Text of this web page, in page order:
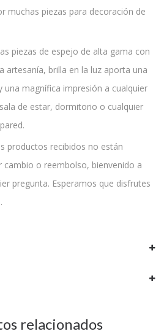
muchas piezas para decoración de
piezas de espejo de alta gama con
artesanía, brilla en la luz aporta una
una magnífica impresión a cualquier
de estar, dormitorio o cualquier
productos recibidos no están
cambio o reembolso, bienvenido a
pregunta. Esperamos que disfrutes
relacionados